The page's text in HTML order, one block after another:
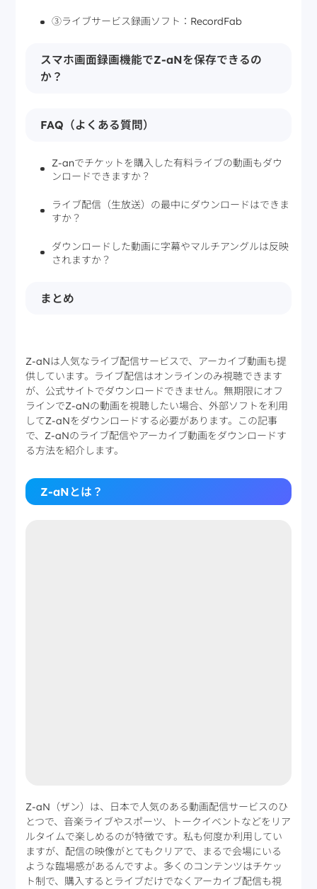
③ライブサービス録画ソフト：RecordFab
スマホ画面録画機能でZ-aNを保存できるの
か？
FAQ（よくある質問）
Z-anでチケットを購入した有料ライブの動画もダウ
ンロードできますか？
ライブ配信（生放送）の最中にダウンロードはできま
すか？
ダウンロードした動画に字幕やマルチアングルは反映
されますか？
まとめ
Z-aNは人気なライブ配信サービスで、アーカイブ動画も提
供しています。ライブ配信はオンラインのみ視聴できます
が、公式サイトでダウンロードできません。無期限にオフ
ラインでZ-aNの動画を視聴したい場合、外部ソフトを利用
してZ-aNをダウンロードする必要があります。この記事
で、Z-aNのライブ配信やアーカイブ動画をダウンロードす
る方法を紹介します。
Z-aNとは？
Z-aN（ザン）は、日本で人気のある動画配信サービスのひ
とつで、音楽ライブやスポーツ、トークイベントなどをリア
ルタイムで楽しめるのが特徴です。私も何度か利用してい
ますが、配信の映像がとてもクリアで、まるで会場にいる
ような臨場感があるんですよ。多くのコンテンツはチケッ
ト制で、購入するとライブだけでなくアーカイブ配信も視